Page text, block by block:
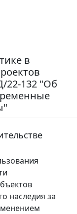
в
22-132 "Об
наследия за